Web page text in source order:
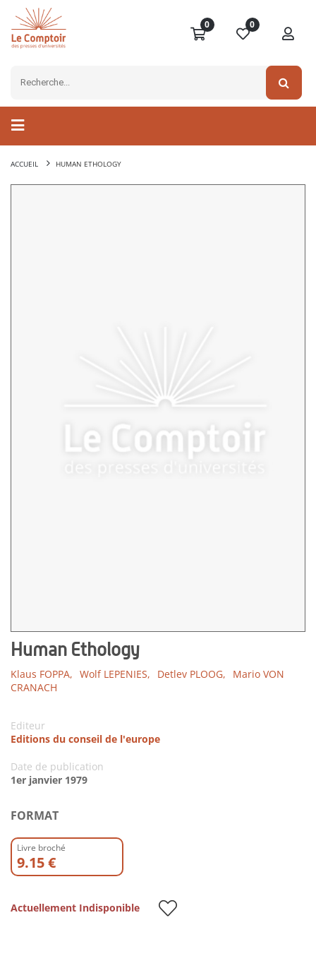
0 0
ACCUEIL HUMAN ETHOLOGY
Human Ethology
Klaus FOPPA, Wolf LEPENIES, Detlev PLOOG,
Mario VON
CRANACH
Editeur
Editions du conseil de l'europe
Date de publication
1er janvier 1979
FORMAT
Livre broché
9.15 €
Actuellement Indisponible